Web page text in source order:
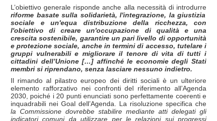
L’obiettivo generale risponde anche alla necessità di introdurre
riforme basate sulla solidarietà, l'integrazione, la giustizia
sociale e un'equa distribuzione della ricchezza, con
l'obiettivo di creare un'occupazione di qualità e una
crescita sostenibile, garantire un pari livello di opportunità
e protezione sociale, anche in termini di accesso, tutelare i
gruppi vulnerabili e migliorare il tenore di vita di tutti i
cittadini dell’Unione […] affinché le economie degli Stati
membri si riprendano, senza lasciare nessuno indietro.
Il rimando al pilastro europeo dei diritti sociali è un ulteriore
elemento rafforzativo nei confronti del riferimento all’Agenda
2030, poiché i 20 punti enunciati sono perfettamente coerenti e
inquadrabili nei Goal dell’Agenda. La risoluzione specifica che
la Commissione dovrebbe stabilire mediante atti delegati gli
indicatori comuni da utilizzare per le relazioni sui progressi